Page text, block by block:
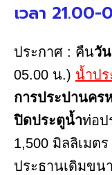
เวลา
ประกาศ : คืนวั
05.00 น.) น้ำปร
การประปานคร
ปิดประตูน้ำท่อป
1,500 มิลลิเมต
ประธานเดิมขน